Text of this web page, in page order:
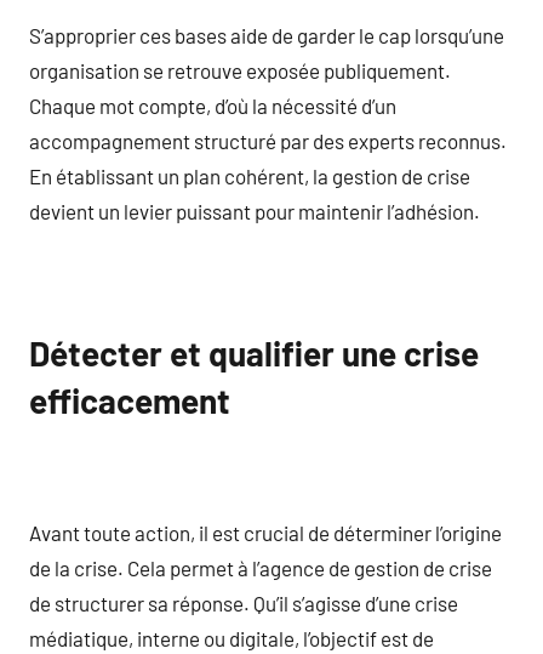
S’approprier ces bases aide de garder le cap lorsqu’une
organisation se retrouve exposée publiquement.
Chaque mot compte, d’où la nécessité d’un
accompagnement structuré par des experts reconnus.
En établissant un plan cohérent, la gestion de crise
devient un levier puissant pour maintenir l’adhésion.
Détecter et qualifier une crise
efficacement
Avant toute action, il est crucial de déterminer l’origine
de la crise. Cela permet à l’agence de gestion de crise
de structurer sa réponse. Qu’il s’agisse d’une crise
médiatique, interne ou digitale, l’objectif est de